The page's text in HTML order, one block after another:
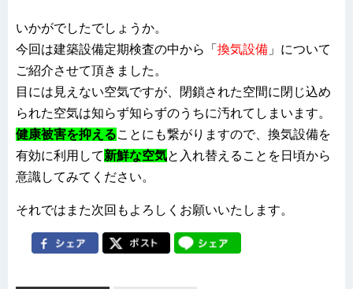
いかがでしたでしょうか。
今回は建築設備定期検査の中から「 換気設備 」について
ご紹介させて頂きました。
目には見えない空気ですが、閉鎖された空間に閉じ込め
られた空気は知らず知らずのうちに汚れてしまいます。
健康被害を抑えることにも繋がりますので、換気設備を
有効に利用して新鮮な空気と入れ替えることを日頃から
意識してみてください。
それではまた次回もよろしくお願いいたします。